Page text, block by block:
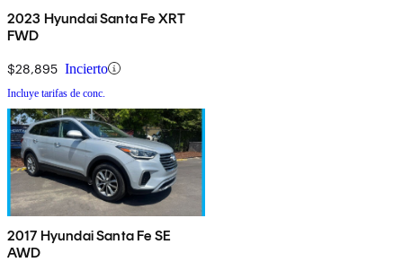
2023 Hyundai Santa Fe XRT
FWD
$28,895 Incierto
Incluye tarifas de conc.
2017 Hyundai Santa Fe SE
AWD